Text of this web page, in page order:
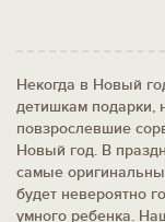
Некогда в Новый
детишкам подарки,
повзрослевшие
Новый год. В
самые
будет невероятно
умного ребенка.